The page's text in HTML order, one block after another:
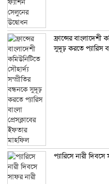
ফ্রান্সের বাংলাদেশী
সুদূঢ় করতে প্যারিস
প্যারিসে নারী